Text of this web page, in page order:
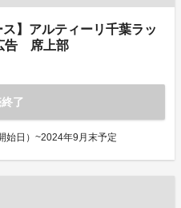
ス】アルティーリ千葉ラッ
告 席上部
了
始日）~2024年9月末予定